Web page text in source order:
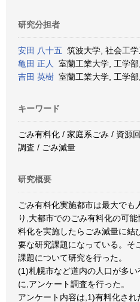
研究分担者
安田 八十五 筑波大学, 社会工
亀田 正人
室蘭工業大学, 工学
吉田 英樹 室蘭工業大学, 工学
キーワード
ごみ有料化 / 家庭系ごみ / 資源
調査 / ごみ減量
研究概要
ごみ有料化実施都市は最大でも
り,大都市でのごみ有料化の可
料化を実施したらごみ減量に結
要な研究課題になっている。そ
課題について研究を行った。
(1)札幌市など道内の人口が多
に,アンケート調査を行った。
アンケート内容は,1)有料化さ